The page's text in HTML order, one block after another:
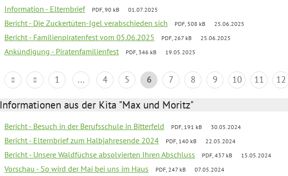
Information - Elternbrief PDF, 90 kB 01.07.2025
Bericht - Die Zuckertüten-Igel verabschieden sich PDF, 508 kB 25.06.2025
Bericht - Familienpiratenfest vom 05.06.2025 PDF, 267 kB 25.06.2025
Ankündigung - Piratenfamilienfest PDF, 346 kB 19.05.2025
1 ... 4 5 6 7 8 9 10 11 12
Informationen aus der Kita "Max und Moritz"
Bericht - Besuch in der Berufsschule in Bitterfeld PDF, 191 kB 30.05.2024
Bericht - Elternbrief zum Halbjahresende 2024 PDF, 140 kB 22.05.2024
Bericht - Unsere Waldfüchse absolvierten Ihren Abschluss PDF, 437 kB 15.05.2024
Vorschau - So wird der Mai bei uns im Haus PDF, 247 kB 07.05.2024